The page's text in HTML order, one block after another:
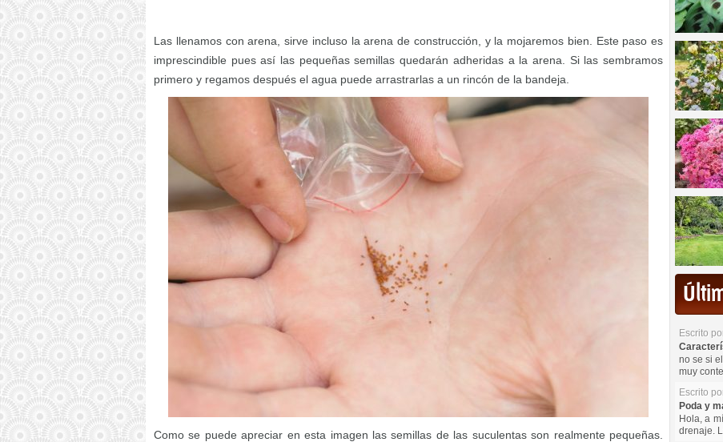
Las llenamos con arena, sirve incluso la arena de construcción, y la mojaremos bien. Este paso es
imprescindible pues así las pequeñas semillas quedarán adheridas a la arena. Si las sembramos
primero y regamos después el agua puede arrastrarlas a un rincón de la bandeja.
Como se puede apreciar en esta imagen las semillas de las suculentas son realmente pequeñas.
Escrito
no se si
muy
Escrito
Poda y
Hola, a
drenaje.